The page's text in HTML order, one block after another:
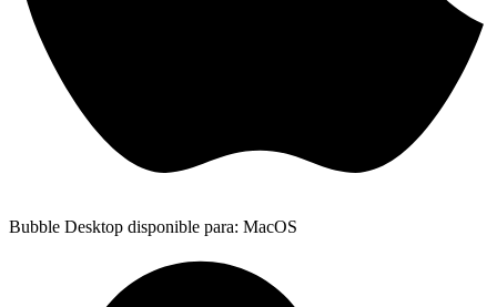
Bubble Desktop disponible para: MacOS